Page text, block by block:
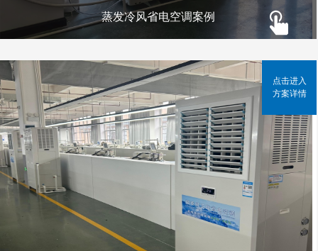
蒸发冷风省电空调案例
点击进入
方案详情